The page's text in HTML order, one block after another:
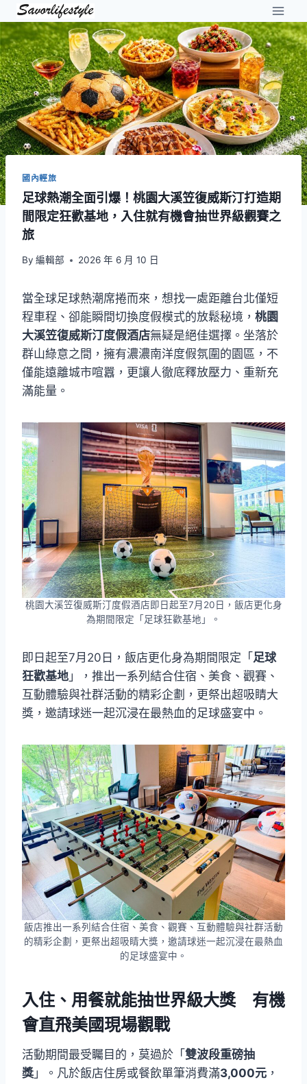
Skip
to
content
國內輕旅
足球熱潮全面引爆！桃園大溪笠復威斯汀打造期
間限定狂歡基地，入住就有機會抽世界級觀賽之
旅
By 編輯部 2026 年 6 月 10 日
當全球足球熱潮席捲而來，想找一處距離台北僅短
程車程、卻能瞬間切換度假模式的放鬆秘境， 桃園
大溪笠復威斯汀度假酒店無疑是絕佳選擇。坐落於
群山綠意之間，擁有濃濃南洋度假氛圍的園區，不
僅能遠離城市喧囂，更讓人徹底釋放壓力、重新充
滿能量。
桃園大溪笠復威斯汀度假酒店即日起至7月20日，飯店更化身
為期間限定「足球狂歡基地」。
即日起至7月20日，飯店更化身為期間限定「 足球
狂歡基地 」，推出一系列結合住宿、美食、觀賽、
互動體驗與社群活動的精彩企劃，更祭出超吸睛大
獎，邀請球迷一起沉浸在最熱血的足球盛宴中。
飯店推出一系列結合住宿、美食、觀賽、互動體驗與社群活動
的精彩企劃，更祭出超吸睛大獎，邀請球迷一起沉浸在最熱血
的足球盛宴中。
入住、用餐就能抽世界級大獎 有機
會直飛美國現場觀戰
活動期間最受矚目的，莫過於「 雙波段重磅抽
獎 」。凡於飯店住房或餐飲單筆消費滿3,000元 ，